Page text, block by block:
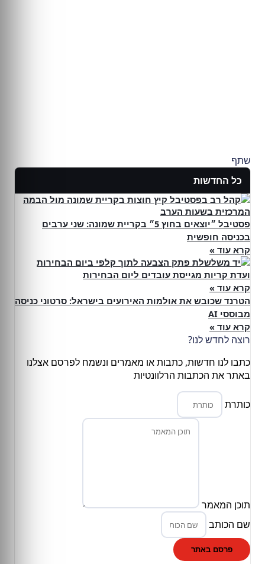
שתף
כל החדשות
פסטיבל ״יוצאים בחוץ 5״ בקריית שמונה: שני ערבים
בכניסה חופשית
קרא עוד »
ועדת קריות מגייסת עובדים ליום הבחירות
קרא עוד »
הטרנד שכובש את אולמות האירועים בישראל: סרטוני כניסה
מבוססי AI
קרא עוד »
רוצה לחדש לנו?
כתבו לנו חדשות, כתבות או מאמרים ונשמח לפרסם אצלנו
באתר את הכתבות הרלוונטיות
כותרת
תוכן המאמר
שם הכותב
פרסם באתר